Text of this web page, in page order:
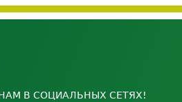
В СОЦИАЛЬНЫХ СЕТЯХ!